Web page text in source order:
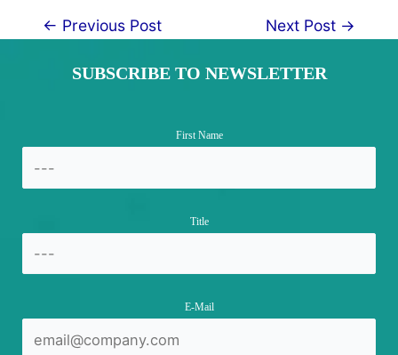
Post← Previous Post Next Post →
SUBSCRIBE TO NEWSLETTER
First Name
Title
E-Mail